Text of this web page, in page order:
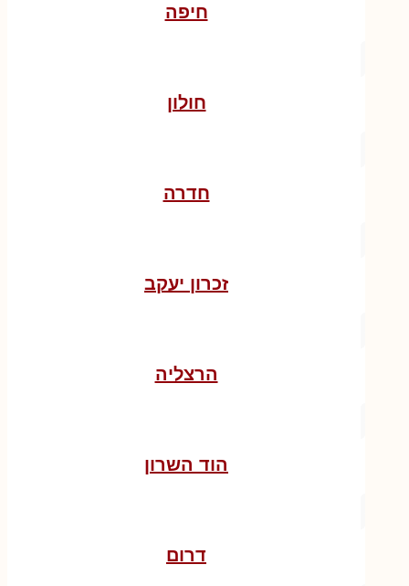
חיפה
חולון
חדרה
זכרון יעקב
הרצליה
הוד השרון
דרום